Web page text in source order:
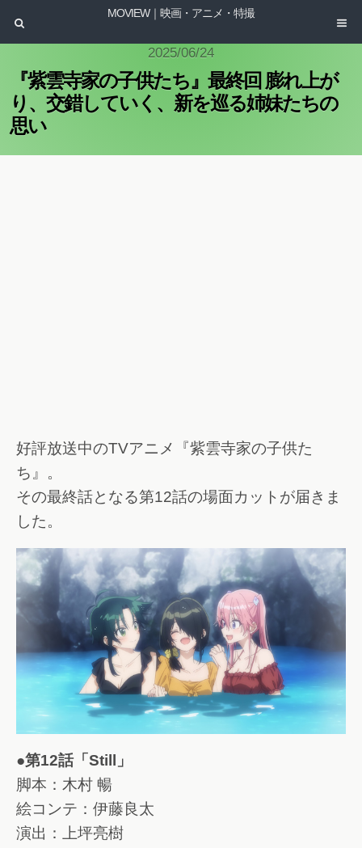
MOVIEW｜映画・アニメ・特撮
2025/06/24
『紫雲寺家の子供たち』最終回 膨れ上が
り、交錯していく、新を巡る姉妹たちの
思い
好評放送中のTVアニメ『紫雲寺家の子供た
ち』。
その最終話となる第12話の場面カットが届きま
した。
●第12話「Still」
脚本：木村 暢
絵コンテ：伊藤良太
演出：上坪亮樹